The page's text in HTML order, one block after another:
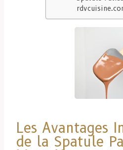
Les Avantages
de la Spatule